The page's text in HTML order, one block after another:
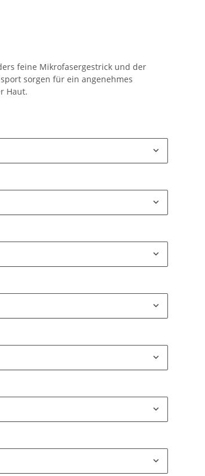
feine Mikrofasergestrick und der
sorgen für ein angenehmes
Haut.